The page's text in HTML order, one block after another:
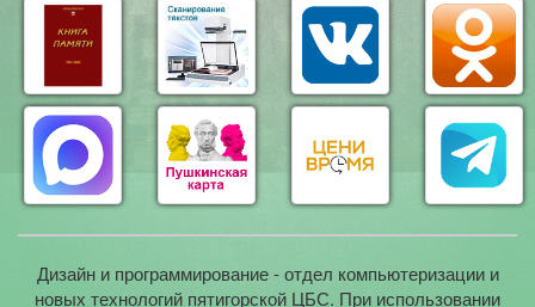
Дизайн и программирование - отдел компьютеризации и
новых технологий пятигорской ЦБС. При использовании